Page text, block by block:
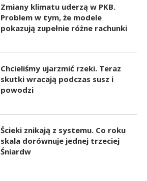
Zmiany klimatu uderzą w PKB.
Problem w tym, że modele
pokazują zupełnie różne rachunki
Chcieliśmy ujarzmić rzeki. Teraz
skutki wracają podczas susz i
powodzi
Ścieki znikają z systemu. Co roku
skala dorównuje jednej trzeciej
Śniardw